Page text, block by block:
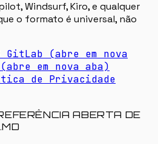
Windsurf, Kiro, e qualquer
o formato é universal, não
GitLab (abre em nova
(abre em nova aba)
de Privacidade
ABERTA DE